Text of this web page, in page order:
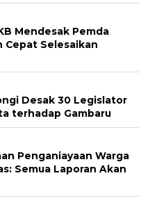
Mendesak Pemda
Cepat Selesaikan
Desak 30 Legislator
terhadap Gambaru
Penganiayaan Warga
Semua Laporan Akan